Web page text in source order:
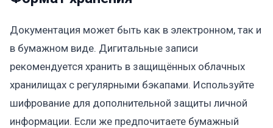
Документация может быть как в электронном, так и
в бумажном виде. Дигитальные записи
рекомендуется хранить в защищённых облачных
хранилищах с регулярными бэкапами. Используйте
шифрование для дополнительной защиты личной
информации. Если же предпочитаете бумажный